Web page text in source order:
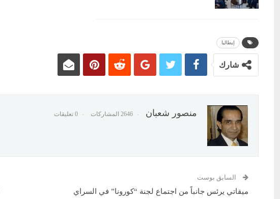
إيطاليا
شارك
منصور شعبان 2646 المشاركات 0 تعليقات
السابق بوست
ميقاتي يرئس جانباً من اجتماع لجنة “كورونا” في السراي